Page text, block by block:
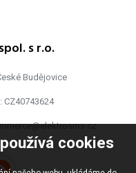
cookies
s r.o.
Budějovice
CZ40743624